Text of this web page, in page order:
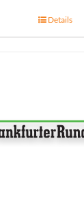
Details